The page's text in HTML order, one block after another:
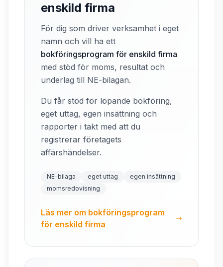
enskild firma
För dig som driver verksamhet i eget
namn och vill ha ett
bokföringsprogram för enskild firma
med stöd för moms, resultat och
underlag till NE-bilagan.
Du får stöd för löpande bokföring,
eget uttag, egen insättning och
rapporter i takt med att du
registrerar företagets
affärshändelser.
NE-bilaga eget uttag
egen insättning
momsredovisning
Läs mer om bokföringsprogram
för enskild firma